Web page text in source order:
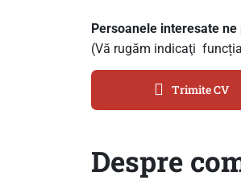
Persoanele interesate
(Vă rugăm indicaţi
Trimite CV
Despre